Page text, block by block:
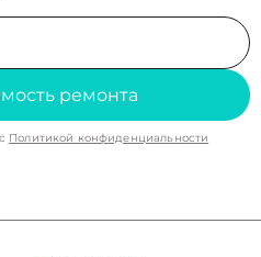
ремонта
Политикой конфиденциальности